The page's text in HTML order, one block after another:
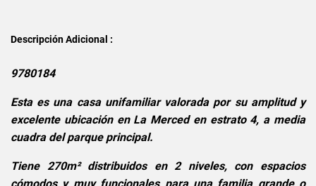
Descripción Adicional :
9780184
Esta es una casa unifamiliar valorada por su amplitud y
excelente ubicación en La Merced en estrato 4, a media
cuadra del parque principal.
Tiene 270m² distribuidos en 2 niveles, con espacios